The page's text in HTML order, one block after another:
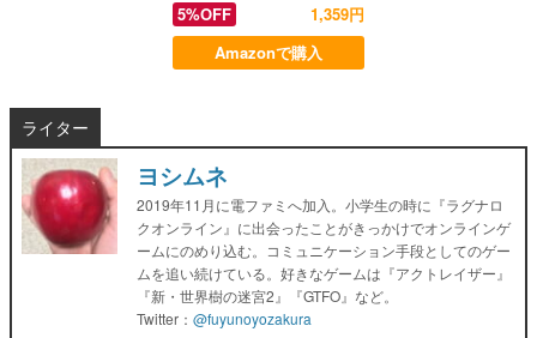
5%OFF
1,359円
Amazonで購入
ライター
ヨシムネ
2019年11月に電ファミへ加入。小学生の時に『ラグナロ
クオンライン』に出会ったことがきっかけでオンラインゲ
ームにのめり込む。コミュニケーション手段としてのゲー
ムを追い続けている。好きなゲームは『アクトレイザー』
『新・世界樹の迷宮2』『GTFO』など。
Twitter： @fuyunoyozakura